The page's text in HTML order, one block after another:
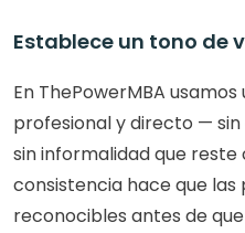
Establece un tono de
En ThePowerMBA
profesional y directo —
sin informalidad que reste
consistencia hace que las
reconocibles antes de